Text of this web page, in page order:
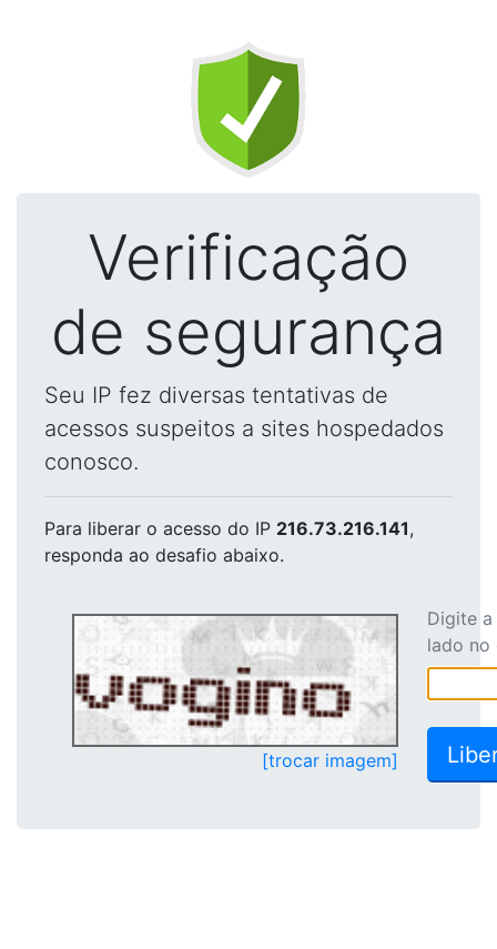
Verificação
de segurança
Seu IP fez diversas tentativas de
acessos suspeitos a sites hospedados
conosco.
Para liberar o acesso do IP 216.73.216.141,
responda ao desafio abaixo.
[trocar imagem]
Digite
lado no